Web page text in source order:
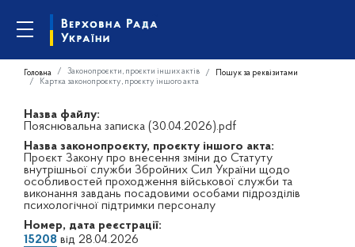
Головна Законопроєкти, проєкти інших актів
Пошук за реквізитами
Картка законопроєкту, проєкту іншого акта
Назва файлу:
Пояснювальна записка (30.04.2026).pdf
Назва законопроєкту, проєкту іншого акта:
Проєкт Закону про внесення зміни до Статуту
внутрішньої служби Збройних Сил України щодо
особливостей проходження військової служби та
виконання завдань посадовими особами підрозділів
психологічної підтримки персоналу
Номер, дата реєстрації:
15208 від 28.04.2026